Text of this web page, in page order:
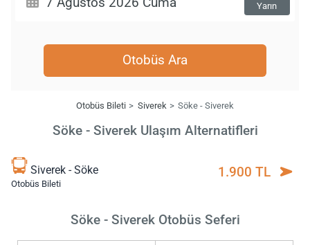
Yarın
Otobüs Ara
Otobüs Bileti Siverek Söke - Siverek
Söke - Siverek Ulaşım Alternatifleri
Siverek - Söke
Otobüs Bileti
1.900 TL
Söke - Siverek Otobüs Seferi